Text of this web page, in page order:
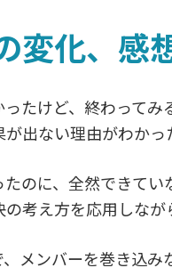
化、感
たけど、終わって
出ない理由がわかっ
のに、全然できて
考え方を応用しなが
メンバーを巻き込